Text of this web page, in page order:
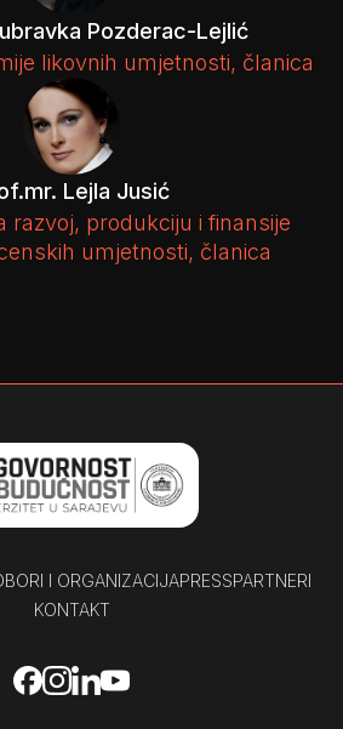
Pozderac-Lejlić
likovnih umjetnosti, članica
Lejla Jusić
razvoj, produkciju i finansije
umjetnosti, članica
I ORGANIZACIJAPRESSPARTNERI
KONTAKT